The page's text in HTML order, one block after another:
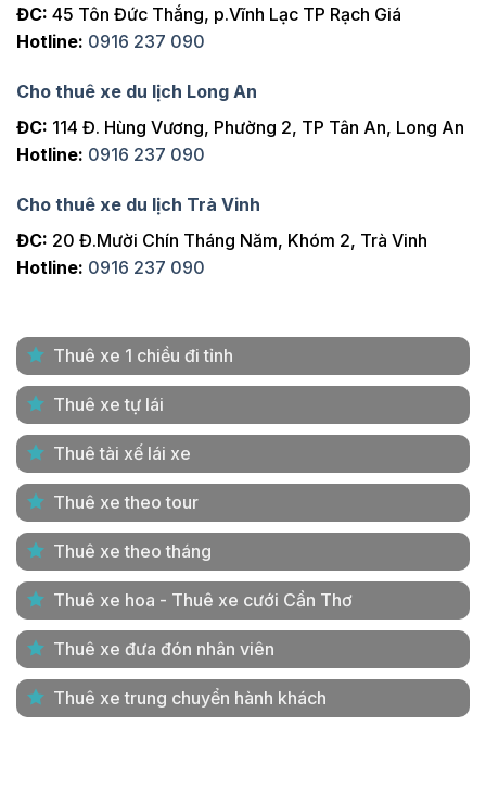
ĐC: 45 Tôn Đức Thắng, p.Vĩnh Lạc TP Rạch Giá
Hotline: 0916 237 090
Cho thuê xe du lịch Long An
ĐC: 114 Đ. Hùng Vương, Phường 2, TP Tân An, Long An
Hotline: 0916 237 090
Cho thuê xe du lịch Trà Vinh
ĐC: 20 Đ.Mười Chín Tháng Năm, Khóm 2, Trà Vinh
Hotline: 0916 237 090
Thuê xe 1 chiều đi tỉnh
Thuê xe tự lái
Thuê tài xế lái xe
Thuê xe theo tour
Thuê xe theo tháng
Thuê xe hoa - Thuê xe cưới Cần Thơ
Thuê xe đưa đón nhân viên
Thuê xe trung chuyển hành khách